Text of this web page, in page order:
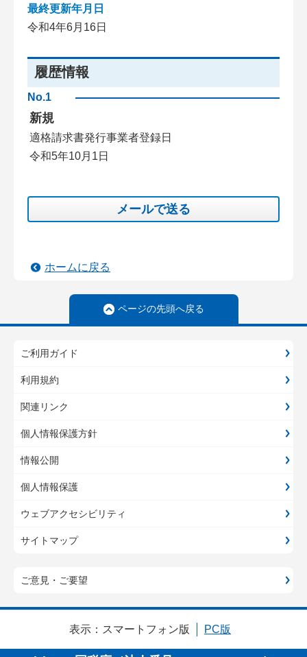
最終更新年月日
令和4年6月16日
履歴情報
No.1
新規
適格請求書発行事業者登録日
令和5年10月1日
メールで送る
ホームに戻る
ページの先頭へ戻る
ご利用ガイド
利用規約
関連リンク
個人情報保護方針
情報公開
個人情報保護
ウェブアクセシビリティ
サイトマップ
ご意見・ご要望
表示： スマートフォン版 PC版